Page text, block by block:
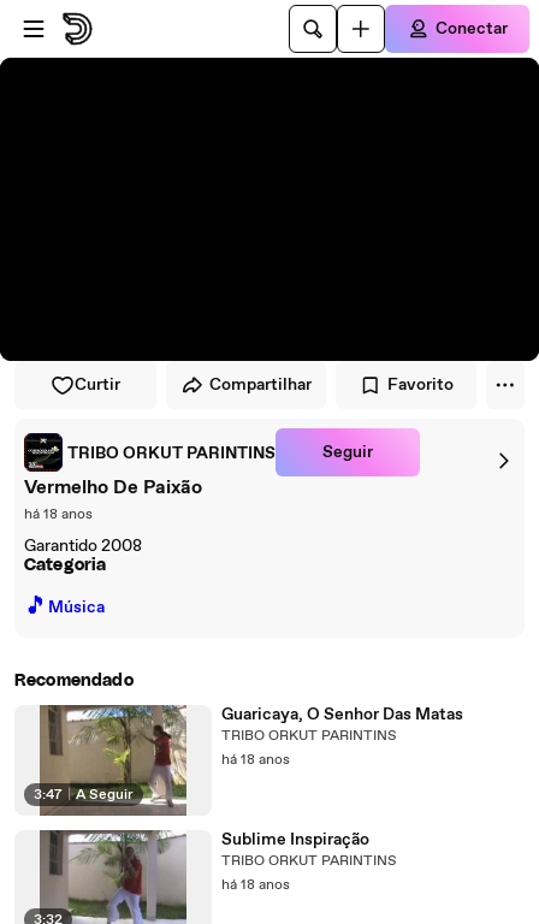
Pular para o player
Ir para o conteúdo principal
Conectar
Curtir Compartilhar Favorito
TRIBO ORKUT PARINTINS Seguir
Vermelho De Paixão
há 18 anos
Garantido 2008
Categoria
🎵 Música
Recomendado
3:47 A Seguir
Guaricaya, O Senhor Das Matas
TRIBO ORKUT PARINTINS
há 18 anos
Sublime Inspiração
TRIBO ORKUT PARINTINS
há 18 anos